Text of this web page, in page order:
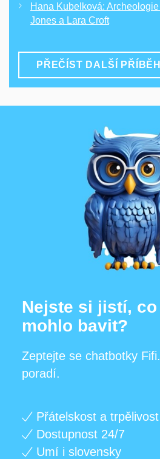
Hana Kubelková:
Jones a Lara Croft
PŘEČÍST DALŠÍ
Nejste si jistí,
mohlo bavit?
Zeptejte se chatbotky
poradí.
Přátelskost a trpělivost
Dostupnost 24/7
Umí i slovensky